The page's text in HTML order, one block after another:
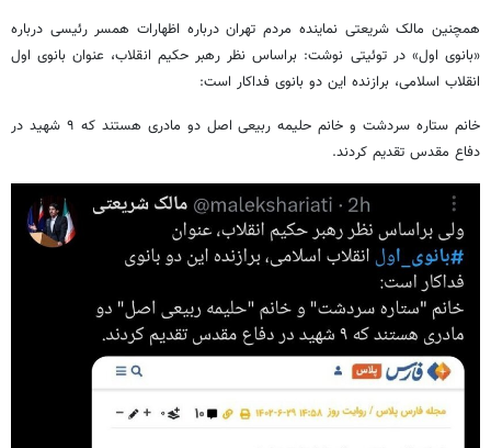
همچنین مالک شریعتی نماینده مردم تهران درباره اظهارات همسر رئیسی درباره
«بانوی اول» در توئیتی نوشت: براساس نظر رهبر حکیم انقلاب، عنوان بانوی اول
انقلاب اسلامی، برازنده این دو بانوی فداکار است:
خانم ستاره سردشت و خانم حلیمه ربیعی اصل دو مادری هستند که ۹ شهید در
دفاع مقدس تقدیم کردند.